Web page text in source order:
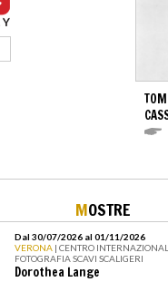
MOSTRE
Dal 30/07/2026 al 01/11/2026
VERONA | CENTRO
FOTOGRAFIA SCAVI SCALIGERI
Dorothea Lange